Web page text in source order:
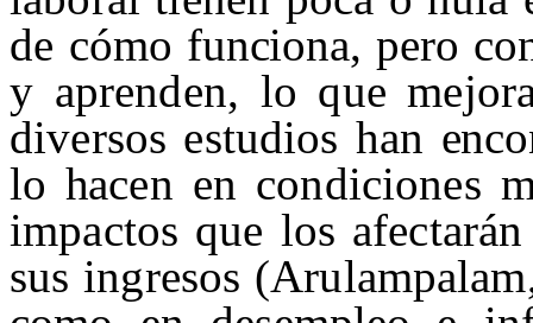
de cómo funciona, pero
y aprenden, lo que
diversos estudios han
lo hacen en condiciones
impactos que los
sus ingresos (Arulampalam